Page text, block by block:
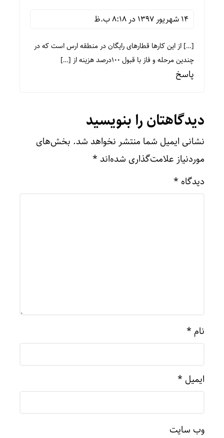
14 شهریور 1397 در 8:18 ب.ظ
[…] از این کارها قطارهای رایگان در منطقه ارس است که در
چندین مرحله و فاز با قبول ۱۰۰درصد هزینه از […]
پاسخ
دیدگاهتان را بنویسید
نشانی ایمیل شما منتشر نخواهد شد. بخش‌های
موردنیاز علامت‌گذاری شده‌اند *
دیدگاه *
نام *
ایمیل *
وب‌ سایت